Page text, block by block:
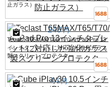
止ガラス）
248 円
Teclast T65MAX/T65/T70/ArtPad Pro 13
インチタブレットに対応した強化ガラス
製スクリーンプロテクター
44 円